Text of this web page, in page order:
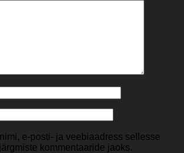
e-posti- ja veebiaadress sellesse
kommentaaride jaoks.